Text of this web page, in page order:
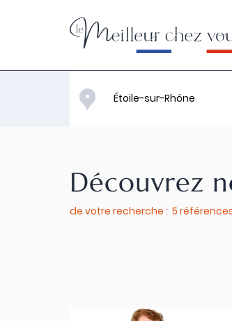
Découvrez
de votre recherche : 5